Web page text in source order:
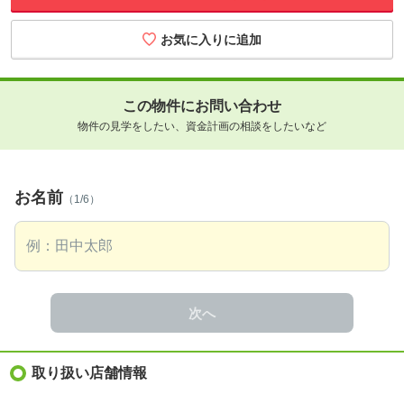
この物件にお問い合わせ
物件の見学をしたい、資金計画の相談をしたいなど
お名前 （1/6）
次へ
取り扱い店舗情報